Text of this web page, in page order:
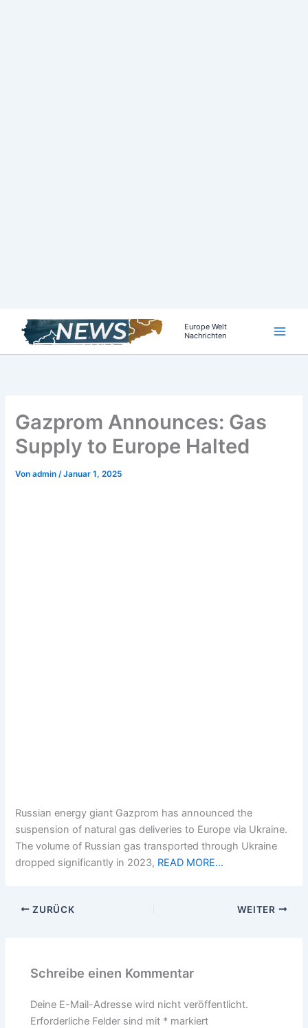
Inhalt
Europe Welt
Nachrichten
Gazprom Announces: Gas
Supply to Europe Halted
Vonadmin/Januar 1, 2025
Russian energy giant Gazprom has announced the
suspension of natural gas deliveries to Europe via Ukraine.
The volume of Russian gas transported through Ukraine
dropped significantly in 2023, READ MORE…
ZURÜCK WEITER
Schreibe einen Kommentar
Deine E-Mail-Adresse wird nicht veröffentlicht.
Erforderliche Felder sind mit * markiert